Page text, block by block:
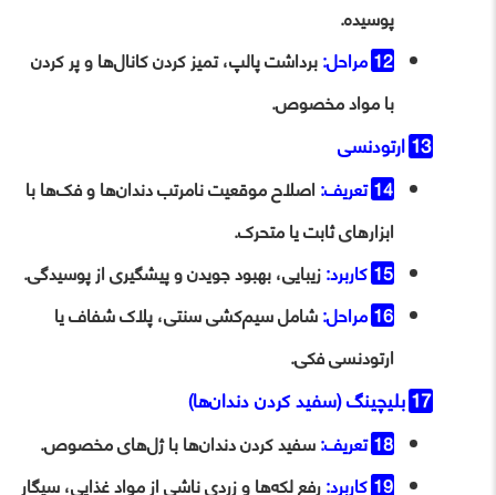
پوسیده.
مراحل:برداشت پالپ، تمیز کردن کانال‌ها و پر کردن
با مواد مخصوص.
ارتودنسی
تعریف:اصلاح موقعیت نامرتب دندان‌ها و فک‌ها با
ابزارهای ثابت یا متحرک.
کاربرد:زیبایی، بهبود جویدن و پیشگیری از پوسیدگی.
مراحل:شامل سیم‌کشی سنتی، پلاک شفاف یا
ارتودنسی فکی.
بلیچینگ (سفید کردن دندان‌ها)
تعریف:سفید کردن دندان‌ها با ژل‌های مخصوص.
کاربرد:رفع لکه‌ها و زردی ناشی از مواد غذایی، سیگار